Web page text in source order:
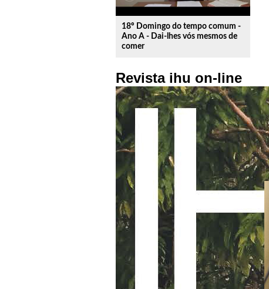
18º Domingo do tempo comum -
Ano A - Dai-lhes vós mesmos de
comer
Revista ihu on-line